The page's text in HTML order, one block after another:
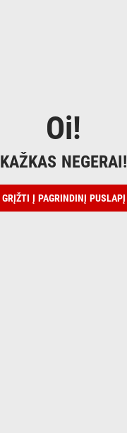
Oi!
KAŽKAS NEGERAI!
GRĮŽTI Į PAGRINDINĮ PUSLAPĮ